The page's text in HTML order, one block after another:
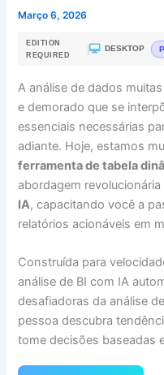
Março 6, 2026
EDITION
REQUIRED
DESKTOP
A análise de dados
e demorado que se
essenciais necessárias
adiante. Hoje, estamos
ferramenta de tabela
abordagem
IA, capacitando você a
relatórios acionáveis em
Construída para
análise de BI com IA
desafiadoras da análise
pessoa descubra
tome decisões baseadas